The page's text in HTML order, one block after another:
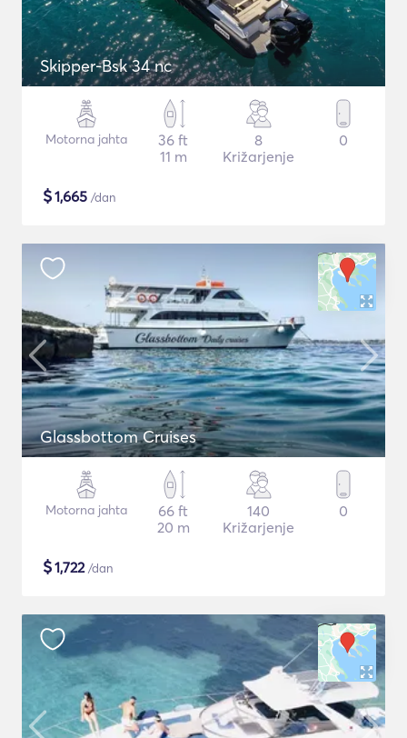
Skipper-Bsk 34 nc
Motorna jahta
36 ft
11 m
8
Križarjenje
0
$1,665 /dan
Glassbottom Cruises
Motorna jahta
66 ft
20 m
140
Križarjenje
0
$1,722/dan